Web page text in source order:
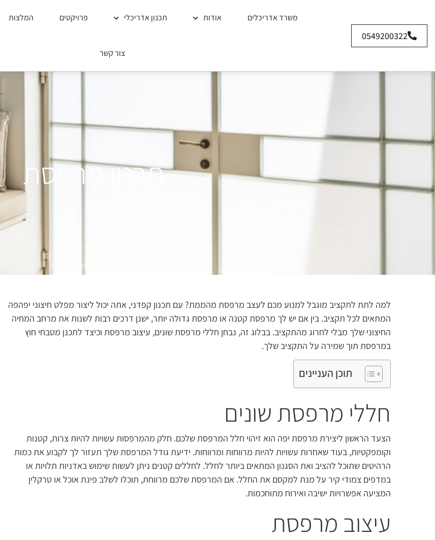
0549200322
משרד אדריכלים אודות תכנון אדריכלי פרויקטים המלצות
צור קשר
תכנון מרפסת
תכנון מרפסת
למה לתת לתקציב מוגבל למנוע מכם לעצב מרפסת מהממת? עם תכנון קפדני, אתה יכול ליצור מפלט חיצוני יפהפה
המתאים לכל תקציב. בין אם יש לך מרפסת קטנה או מרפסת גדולה יותר, ישנן דרכים רבות לשנות את מרחב המחיה
החיצוני שלך מבלי לחרוג מהתקציב. בבלוג זה, נבחן חללי מרפסת שונים, עיצוב מרפסת וכיצד לתכנן מטבחי חוץ
במרפסת תוך שמירה על התקציב שלך.
תוכן העניינים
חללי מרפסת שונים
הצעד הראשון ליצירת מרפסת יפה הוא זיהוי חלל המרפסת שלכם. חלק מהמרפסות עשויות להיות צרות, קטנות
וקומפקטיות, בעוד שאחרות עשויות להיות מרווחות ומרווחות. ידיעת גודל המרפסת שלך תעזור לך לקבוע את כמות
הרהיטים שתוכל להציב ואת הסגנון המתאים ביותר לחלל. לחללים קטנים ניתן לעשות שימוש באדניות תלויות או
במדפים צמודי קיר על מנת למקסם את החלל. אם המרפסת שלכם מרווחת, תוכלו לשלב פינת אוכל או טרקלין
המציעה אפשרויות ישיבה ואירוח מתוחכמות.
עיצוב מרפסת